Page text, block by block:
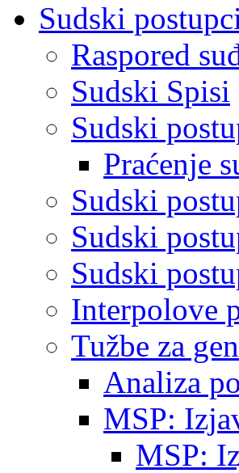
Sudski
Raspored
Sudski Spisi
Sudski
Praćenje
Sudski
Sudski
Sudski
Interpolove
Tužbe za
Analiza
MSP:
MSP: